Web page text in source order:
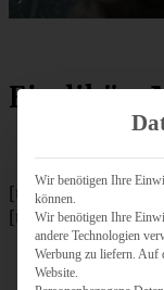
Eierlikör-
[tabs]
[tab
Wir benötigen Ihre
können.
Wir benötigen Ihre
andere Technologien
Werbung zu liefern. Auf
Website.